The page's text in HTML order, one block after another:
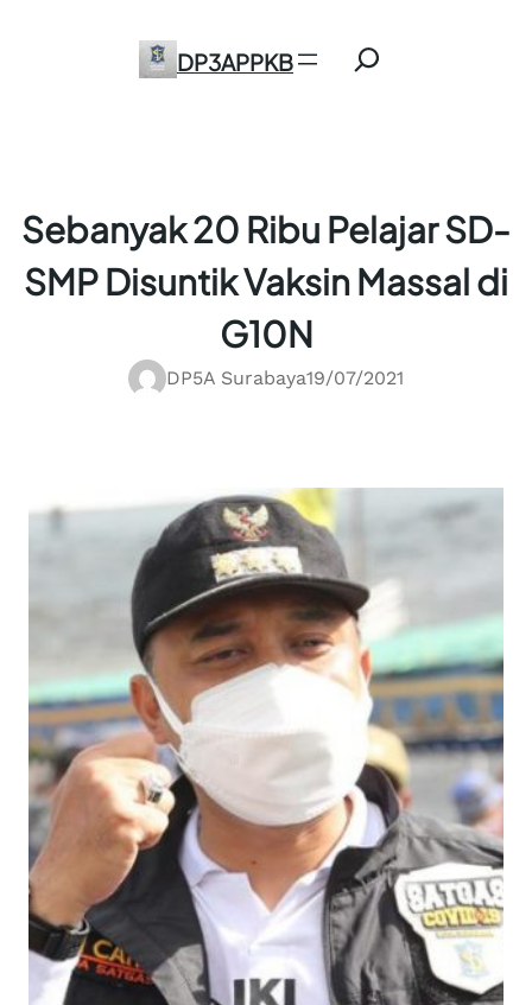
DP3APPKB
Sebanyak 20 Ribu Pelajar SD-
SMP Disuntik Vaksin Massal di
G10N
DP5A Surabaya19/07/2021